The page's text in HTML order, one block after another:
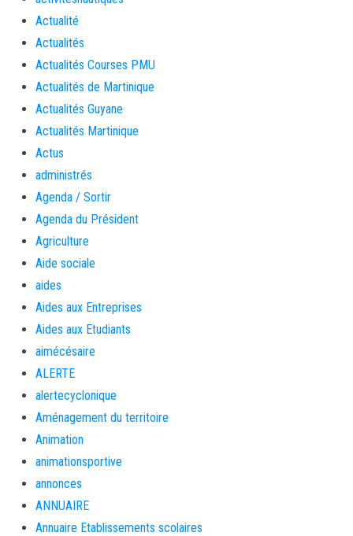
Actualité
Actualités
Actualités Courses PMU
Actualités de Martinique
Actualités Guyane
Actualités Martinique
Actus
administrés
Agenda / Sortir
Agenda du Président
Agriculture
Aide sociale
aides
Aides aux Entreprises
Aides aux Etudiants
aimécésaire
ALERTE
alertecyclonique
Aménagement du territoire
Animation
animationsportive
annonces
ANNUAIRE
Annuaire Etablissements scolaires